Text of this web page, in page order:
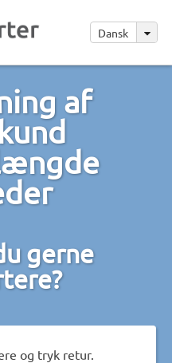
Dansk
af
gerne
og tryk retur.